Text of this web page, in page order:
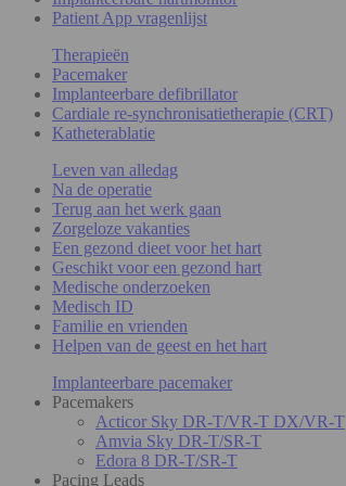
Patient App vragenlijst
Therapieën
Pacemaker
Implanteerbare defibrillator
Cardiale re-synchronisatietherapie (CRT)
Katheterablatie
Leven van alledag
Na de operatie
Terug aan het werk gaan
Zorgeloze vakanties
Een gezond dieet voor het hart
Geschikt voor een gezond hart
Medische onderzoeken
Medisch ID
Familie en vrienden
Helpen van de geest en het hart
Implanteerbare pacemaker
Pacemakers
Acticor Sky DR-T/VR-T DX/VR-T
Amvia Sky DR-T/SR-T
Edora 8 DR-T/SR-T
Pacing Leads